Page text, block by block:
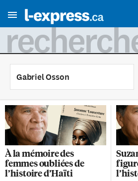
À la mémoire des
femmes oubliées de
l’histoire d’Haïti